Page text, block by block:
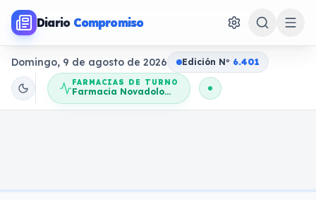
Diario Compromiso
Domingo, 9 de agosto de 2026 Edición No 6.401
FARMACIAS DE TURNO
Farmacia Novadolores